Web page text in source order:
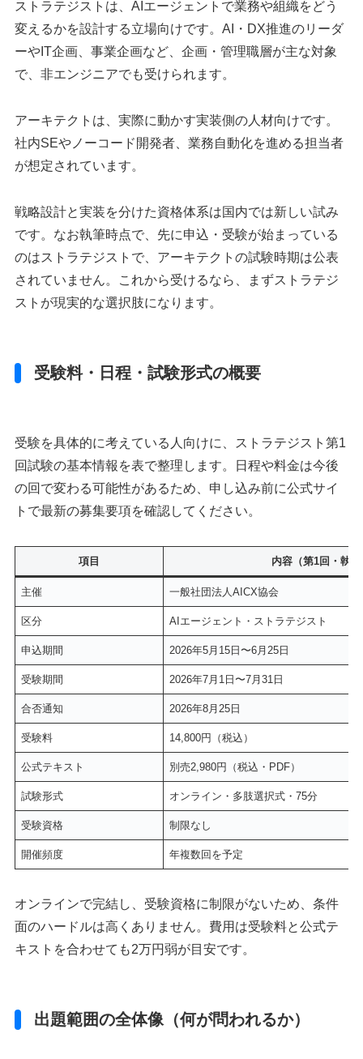
ストラテジストは、AIエージェントで業務や組織をどう
変えるかを設計する立場向けです。AI・DX推進のリーダ
ーやIT企画、事業企画など、企画・管理職層が主な対象
で、非エンジニアでも受けられます。
アーキテクトは、実際に動かす実装側の人材向けです。
社内SEやノーコード開発者、業務自動化を進める担当者
が想定されています。
戦略設計と実装を分けた資格体系は国内では新しい試み
です。なお執筆時点で、先に申込・受験が始まっている
のはストラテジストで、アーキテクトの試験時期は公表
されていません。これから受けるなら、まずストラテジ
ストが現実的な選択肢になります。
受験料・日程・試験形式の概要
受験を具体的に考えている人向けに、ストラテジスト第1
回試験の基本情報を表で整理します。日程や料金は今後
の回で変わる可能性があるため、申し込み前に公式サイ
トで最新の募集要項を確認してください。
項目 内容（第1回・執
主催 一般社団法人AICX協会
区分 AIエージェント・ストラテジスト
申込期間 2026年5月15日〜6月25日
受験期間 2026年7月1日〜7月31日
合否通知 2026年8月25日
受験料 14,800円（税込）
公式テキスト 別売2,980円（税込・PDF）
試験形式 オンライン・多肢選択式・75分
受験資格 制限なし
開催頻度 年複数回を予定
オンラインで完結し、受験資格に制限がないため、条件
面のハードルは高くありません。費用は受験料と公式テ
キストを合わせても2万円弱が目安です。
出題範囲の全体像（何が問われるか）